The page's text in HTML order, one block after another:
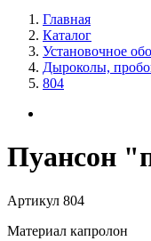
Главная
Каталог
Установочное
Дыроколы,
804
Пуансон
Артикул 804
Материал капролон